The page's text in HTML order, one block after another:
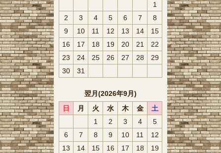
1
2
3 4 5 6 7
8
9
10 11 12 13 14
15
16
17 18 19 20 21
22
23
24 25 26 27 28
29
30
31
翌月(2026年9月)
日
月 火 水 木 金
土
1
2 3 4
5
6
7 8 9 10 11
12
13
14 15 16 17 18 19